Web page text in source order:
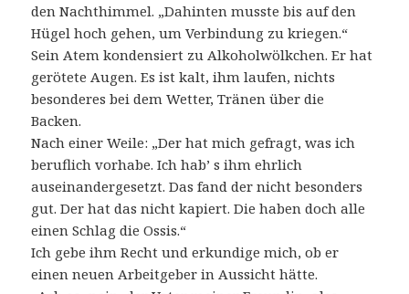
den Nachthimmel. „Dahinten musste bis auf den
Hügel hoch gehen, um Verbindung zu kriegen.“
Sein Atem kondensiert zu Alkoholwölkchen. Er hat
gerötete Augen. Es ist kalt, ihm laufen, nichts
besonderes bei dem Wetter, Tränen über die
Backen.
Nach einer Weile: „Der hat mich gefragt, was ich
beruflich vorhabe. Ich hab’ s ihm ehrlich
auseinandergesetzt. Das fand der nicht besonders
gut. Der hat das nicht kapiert. Die haben doch alle
einen Schlag die Ossis.“
Ich gebe ihm Recht und erkundige mich, ob er
einen neuen Arbeitgeber in Aussicht hätte.